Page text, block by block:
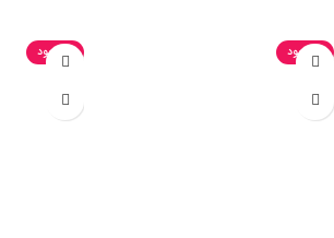
ناموجود ناموجود